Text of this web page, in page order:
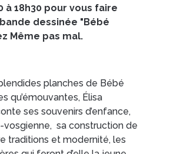
ARCHIVES
CONTACTS/ACCÈS
à 18h30 pour vous faire
dessinée "Bébé
Même pas mal.
planches de Bébé
qu’émouvantes, Élisa
ses souvenirs d’enfance,
sa construction de
traditions et modernité, les